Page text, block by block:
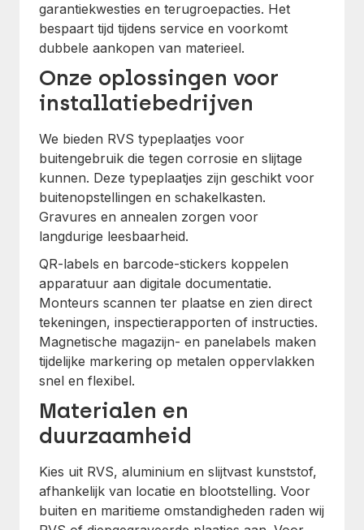
garantiekwesties en terugroepacties. Het
bespaart tijd tijdens service en voorkomt
dubbele aankopen van materieel.
Onze oplossingen voor
installatiebedrijven
We bieden RVS typeplaatjes voor
buitengebruik die tegen corrosie en slijtage
kunnen. Deze typeplaatjes zijn geschikt voor
buitenopstellingen en schakelkasten.
Gravures en annealen zorgen voor
langdurige leesbaarheid.
QR-labels en barcode-stickers koppelen
apparatuur aan digitale documentatie.
Monteurs scannen ter plaatse en zien direct
tekeningen, inspectierapporten of instructies.
Magnetische magazijn- en panelabels maken
tijdelijke markering op metalen oppervlakken
snel en flexibel.
Materialen en
duurzaamheid
Kies uit RVS, aluminium en slijtvast kunststof,
afhankelijk van locatie en blootstelling. Voor
buiten en maritieme omstandigheden raden wij